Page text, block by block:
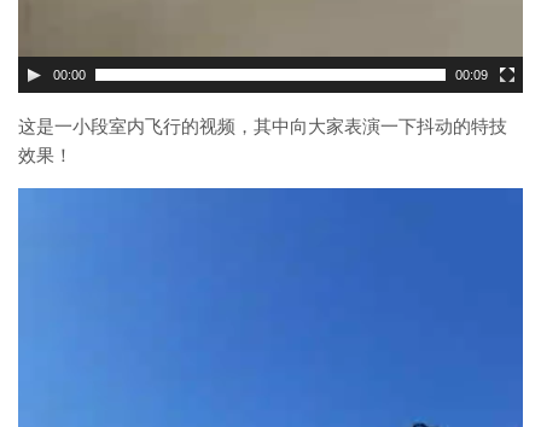
00:00 00:09
这是一小段室内飞行的视频，其中向大家表演一下抖动的特技
效果！